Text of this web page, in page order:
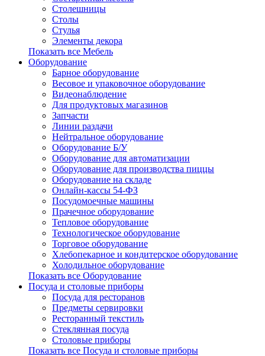
Столешницы
Столы
Стулья
Элементы декора
Показать все Мебель
Оборудование
Барное оборудование
Весовое и упаковочное оборудование
Видеонаблюдение
Для продуктовых магазинов
Запчасти
Линии раздачи
Нейтральное оборудование
Оборудование Б/У
Оборудование для автоматизации
Оборудование для производства пиццы
Оборудование на складе
Онлайн-кассы 54-ФЗ
Посудомоечные машины
Прачечное оборудование
Тепловое оборудование
Технологическое оборудование
Торговое оборудование
Хлебопекарное и кондитерское оборудование
Холодильное оборудование
Показать все Оборудование
Посуда и столовые приборы
Посуда для ресторанов
Предметы сервировки
Ресторанный текстиль
Стеклянная посуда
Столовые приборы
Показать все Посуда и столовые приборы